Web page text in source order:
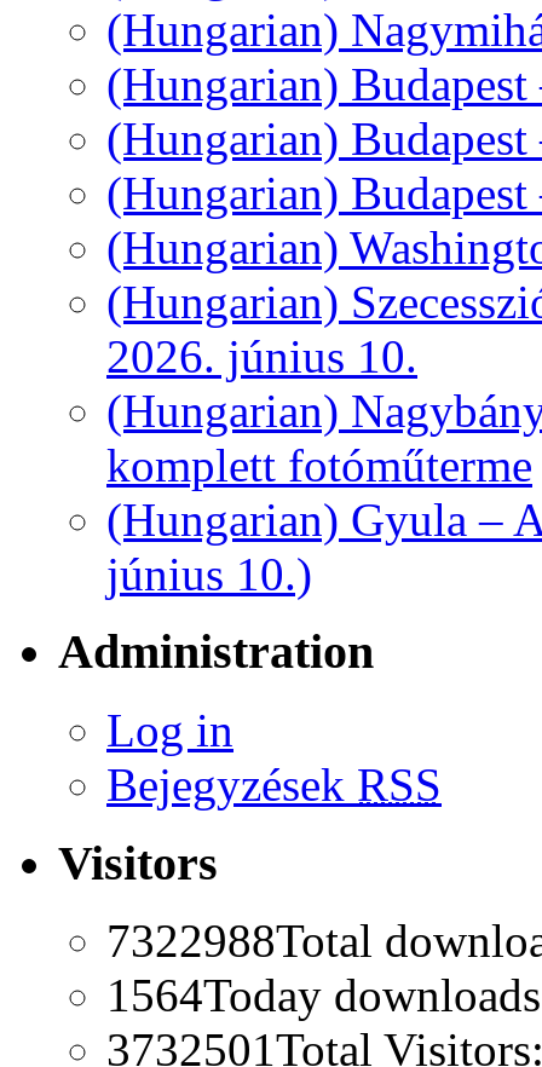
(Hungarian)
(Hungarian)
(Hungarian)
(Hungarian)
(Hungarian)
(Hungarian)
2026. június 10.
(Hungarian)
komplett fotóműterme
(Hungarian) Gyula –
június 10.)
Administration
Log in
Bejegyzések RSS
Visitors
7322988Total
1564Today
3732501Total